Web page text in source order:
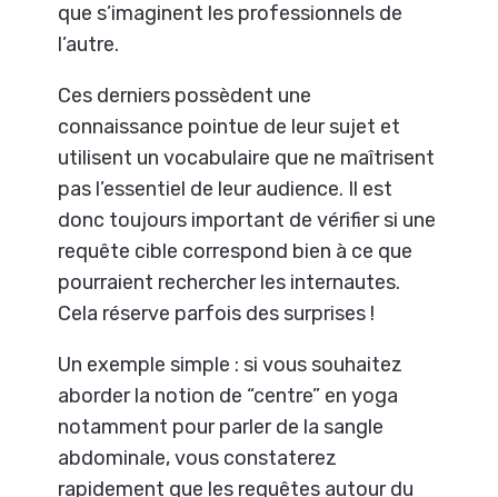
que s’imaginent les professionnels de
l’autre.
Ces derniers possèdent une
connaissance pointue de leur sujet et
utilisent un vocabulaire que ne maîtrisent
pas l’essentiel de leur audience. Il est
donc toujours important de vérifier si une
requête cible correspond bien à ce que
pourraient rechercher les internautes.
Cela réserve parfois des surprises !
Un exemple simple : si vous souhaitez
aborder la notion de “centre” en yoga
notamment pour parler de la sangle
abdominale, vous constaterez
rapidement que les requêtes autour du